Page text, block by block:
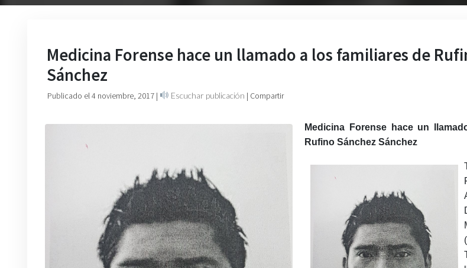
Medicina Forense hace un llamado a los familiares de
Sánchez
Publicado el 4 noviembre, 2017 | Escuchar publicación | Compartir
Medicina Forense hace un
Rufino Sánchez Sánchez